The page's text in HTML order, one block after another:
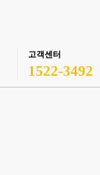
고객센터
1522-3492